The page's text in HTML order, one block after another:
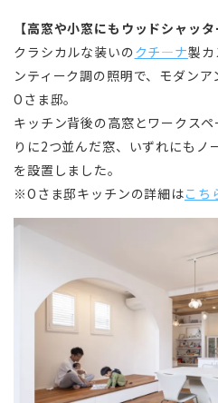
【高窓や小窓にもウッドシャッタ
クラシカルな装いの クチ―ナ製
ンティーク調の照明で、モダン
Oさま邸。
キッチン背後の高窓とワークス
りに2つ並んだ窓、いずれにもノ
を設置しました。
※Oさま邸キッチンの詳細はこち